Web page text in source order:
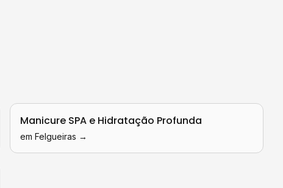
Manicure SPA e Hidratação Profunda
em Felgueiras →